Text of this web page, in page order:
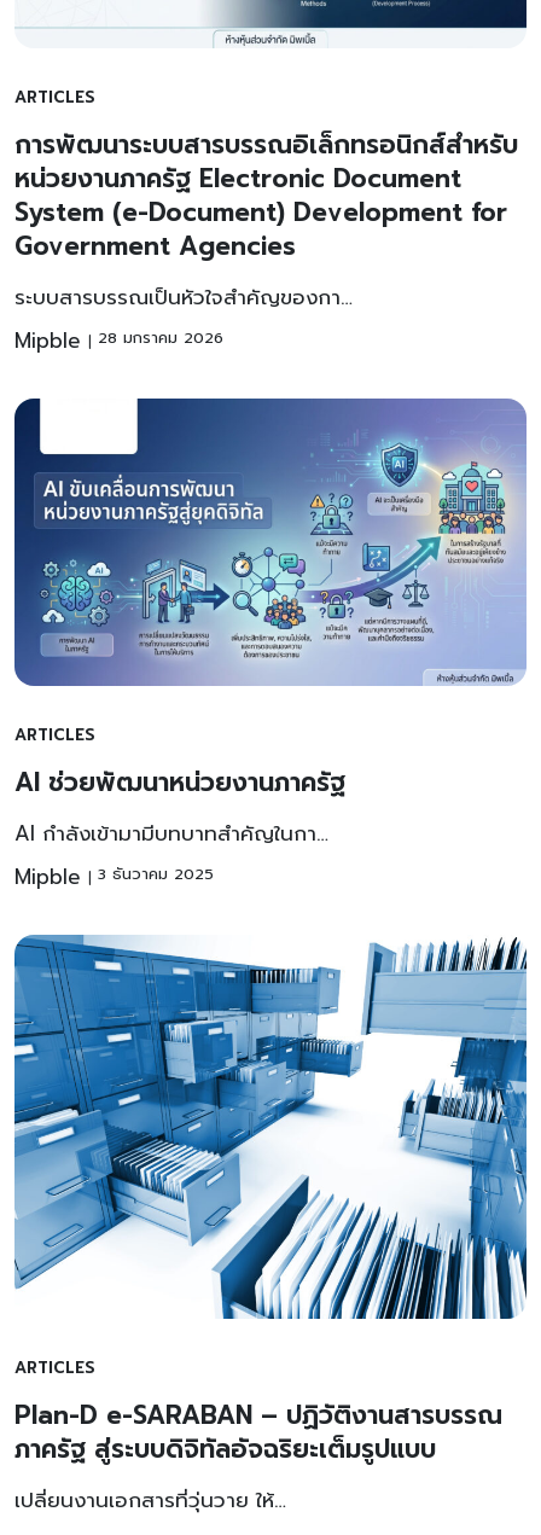
ARTICLES
การพัฒนาระบบสารบรรณอิเล็กทรอนิกส์สำหรับ
หน่วยงานภาครัฐ Electronic Document
System (e-Document) Development for
Government Agencies
ระบบสารบรรณเป็นหัวใจสำคัญของกา…
Mipble
28 มกราคม 2026
ARTICLES
AI ช่วยพัฒนาหน่วยงานภาครัฐ
AI กำลังเข้ามามีบทบาทสำคัญในกา…
Mipble
3 ธันวาคม 2025
ARTICLES
Plan-D e-SARABAN – ปฏิวัติงานสารบรรณ
ภาครัฐ สู่ระบบดิจิทัลอัจฉริยะเต็มรูปแบบ
เปลี่ยนงานเอกสารที่วุ่นวาย ให้…